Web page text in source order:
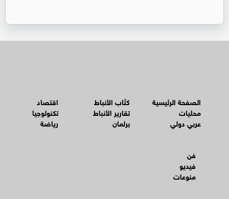
الصفحة الرئيسية
محليات
عربي دولي
كتّاب الأنباط
تقارير الأنباط
برلمان
اقتصاد
تكنولوجيا
رياضة
فن
فيديو
منوعات